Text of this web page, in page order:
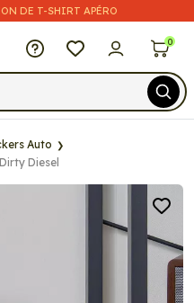
DE T-SHIRT APÉRO
Déco 0
Auto
Diesel